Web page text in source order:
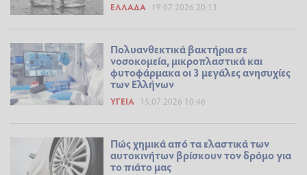
ΕΛΛΆΔΑ 19.07.2026 20:13
Πολυανθεκτικά βακτήρια σε
νοσοκομεία, μικροπλαστικά και
φυτοφάρμακα οι 3 μεγάλες ανησυχίες
των Ελλήνων
ΥΓΕΊΑ 15.07.2026 10:46
Πώς χημικά από τα ελαστικά των
αυτοκινήτων βρίσκουν τον δρόμο για
το πιάτο μας